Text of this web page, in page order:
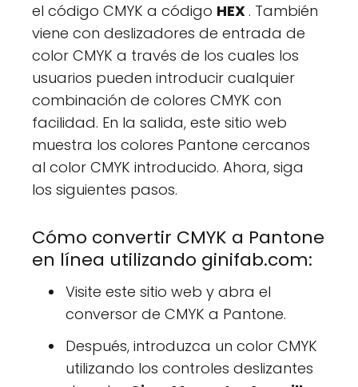
el código CMYK a código HEX. También
viene con deslizadores de entrada de
color CMYK a través de los cuales los
usuarios pueden introducir cualquier
combinación de colores CMYK con
facilidad. En la salida, este sitio web
muestra los colores Pantone cercanos
al color CMYK introducido. Ahora, siga
los siguientes pasos.
Cómo convertir CMYK a Pantone
en línea utilizando ginifab.com:
Visite este sitio web y abra el
conversor de CMYK a Pantone.
Después, introduzca un color CMYK
utilizando los controles deslizantes